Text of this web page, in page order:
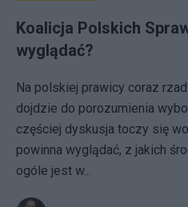
Koalicja Polskich
wyglądać?
Na polskiej prawicy coraz
dojdzie do porozumienia
częściej dyskusja toczy się
powinna wyglądać, z jakich
ogóle jest w...